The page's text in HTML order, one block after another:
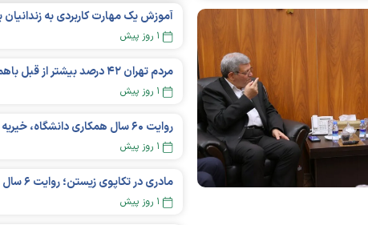
۱ روز پیش
مردم تهران ۴۲ درصد بیشتر از قبل باهم «سازش» می‌کنند
۱ روز پیش
۱ روز پیش
۱ روز پیش